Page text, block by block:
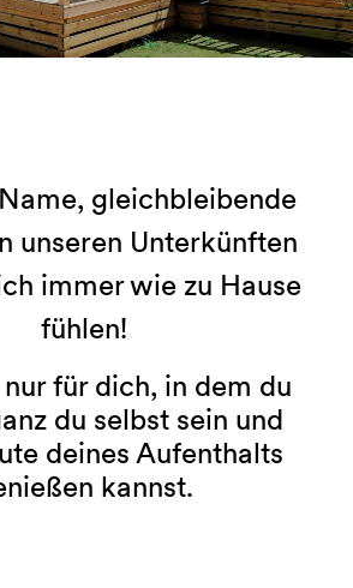
gleichbleibende
unseren Unterkünften
immer wie zu Hause
fühlen!
nur für dich, in dem du
du selbst sein und
deines Aufenthalts
kannst.